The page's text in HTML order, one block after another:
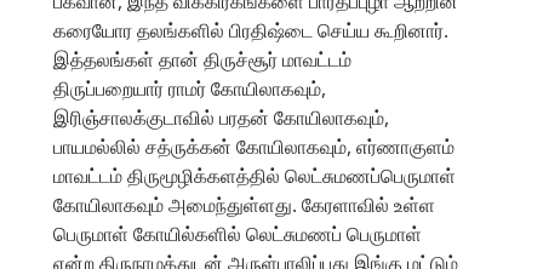
கரையோர தலங்களில் பிரதிஷ்டை செய்ய கூறினார்.
இத்தலங்கள் தான் திருச்சூர் மாவட்டம்
திருப்பறையார் ராமர் கோயிலாகவும்,
இரிஞ்சாலக்குடாவில் பரதன் கோயிலாகவும்,
பாயமல்லில் சத்ருக்கன் கோயிலாகவும், எர்ணாகுளம்
மாவட்டம் திருமூழிக்களத்தில் லெட்சுமணப்பெருமாள்
கோயிலாகவும் அமைந்துள்ளது. கேரளாவில் உள்ள
பெருமாள் கோயில்களில் லெட்சுமணப் பெருமாள்
என்ற திருநாமத்துடன் அருள்பாலிப்பது இங்கு மட்டும்